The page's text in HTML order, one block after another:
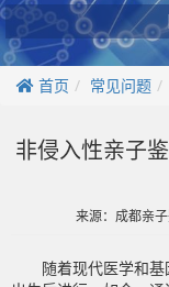
首页 常见问题
非侵入性亲子
来源：成都亲
随着现代医学和基